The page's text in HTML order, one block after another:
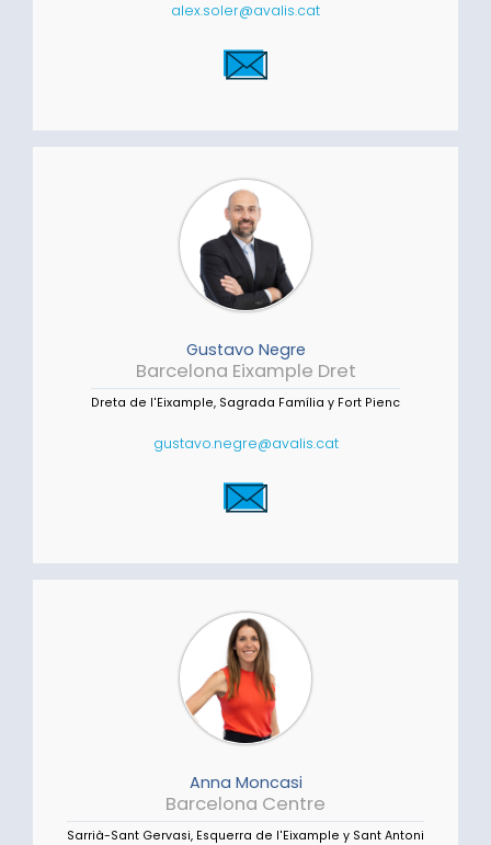
alex.soler@avalis.cat
Gustavo Negre
Barcelona Eixample Dret
Dreta de l'Eixample, Sagrada Família y Fort Pienc
gustavo.negre@avalis.cat
Anna Moncasi
Barcelona Centre
Sarrià-Sant Gervasi, Esquerra de l'Eixample y Sant Antoni